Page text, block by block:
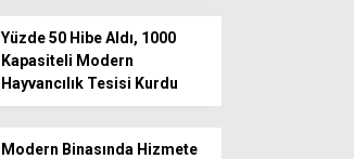
Yüzde 50 Hibe Aldı, 1000
Kapasiteli Modern
Hayvancılık Tesisi Kurdu
Modern Binasında Hizmete